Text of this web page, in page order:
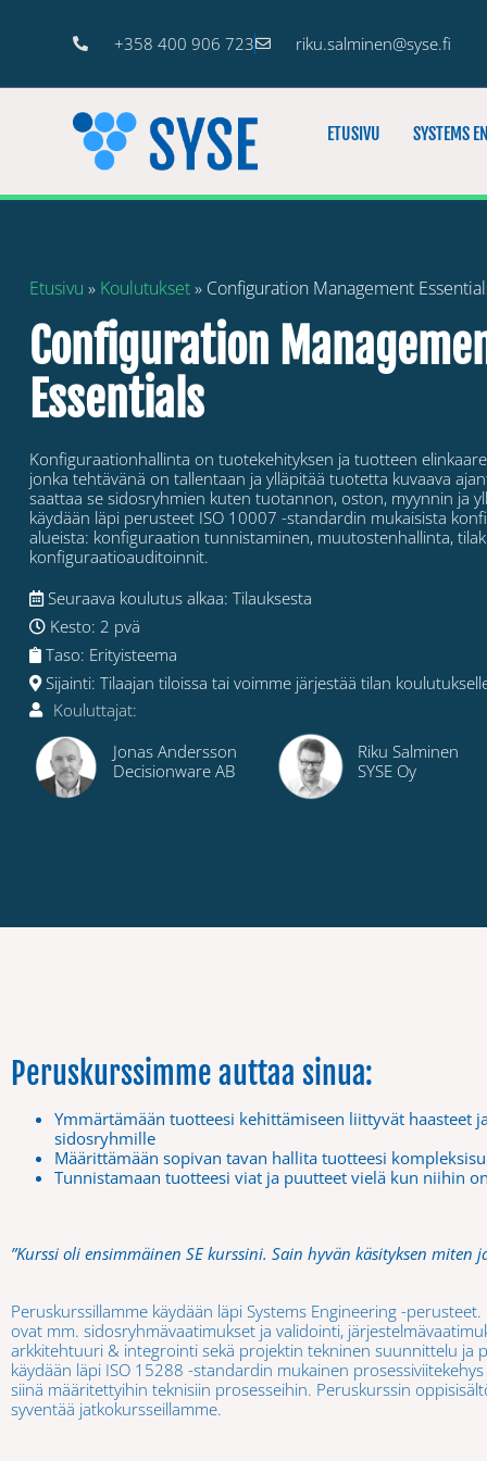
+358 400 906 723 riku.salminen@syse.fi
ETUSIVU SYSTEMS
Etusivu » Koulutukset» Configuration Management
Configuration
Essentials
Konfiguraationhallinta on tuotekehityksen ja tuotteen
jonka tehtävänä on tallentaan ja ylläpitää tuotetta kuvaava
saattaa se sidosryhmien kuten tuotannon, oston, myynnin ja
käydään läpi perusteet ISO 10007 -standardin mukaisista
alueista: konfiguraation tunnistaminen, muutostenhallinta,
konfiguraatioauditoinnit.
Seuraava koulutus alkaa: Tilauksesta
Kesto: 2 pvä
Taso: Erityisteema
Sijainti: Tilaajan tiloissa tai voimme järjestää tilan
Kouluttajat:
Jonas Andersson
Decisionware AB
Riku Salminen
SYSE Oy
Peruskurssimme auttaa sinua:
Ymmärtämään tuotteesi kehittämiseen liittyvät haasteet
sidosryhmille
Määrittämään sopivan tavan hallita tuotteesi
Tunnistamaan tuotteesi viat ja puutteet vielä kun niihin
”Kurssi oli ensimmäinen SE kurssini. Sain hyvän käsityksen miten
Peruskurssillamme käydään läpi Systems Engineering -
ovat mm. sidosryhmävaatimukset ja validointi,
arkkitehtuuri & integrointi sekä projektin tekninen suunnittelu ja
käydään läpi ISO 15288 -standardin mukainen
siinä määritettyihin teknisiin prosesseihin. Peruskurssin
syventää jatkokursseillamme.